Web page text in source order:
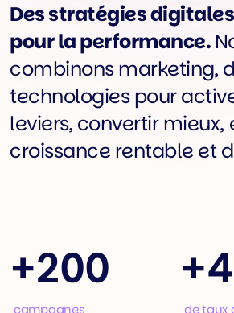
Des stratégies
pour la performance.
combinons marketing,
technologies pour
leviers, convertir mieux,
croissance rentable et
+200
campagnes
+
de taux